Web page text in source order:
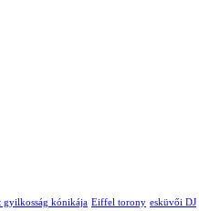
gyilkosság kónikája Eiffel torony esküvői DJ